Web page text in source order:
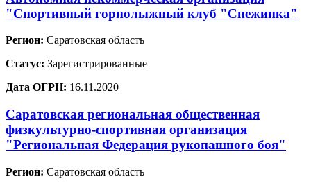
"Спортивный горнолыжный клуб "Снежинка"
Регион: Саратовская область
Статус: Зарегистрированные
Дата ОГРН: 16.11.2020
Саратовская региональная общественная
физкультурно-спортивная организация
"Региональная Федерация рукопашного боя"
Регион: Саратовская область